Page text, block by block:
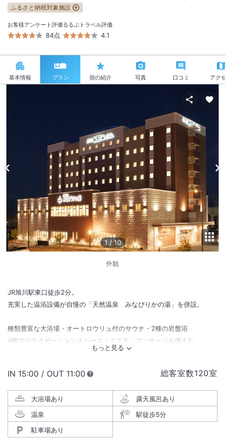
ふるさと納税対象施設
お客様アンケート評価
84点
るるぶトラベル評価
4.1
基本情報 プラン 宿の紹介 写真 口コミ アク
1 /10
外観
JR旭川駅東口徒歩2分。
充実した温浴設備が自慢の「天然温泉 みなぴりかの湯」を併設。
種類豊富な大浴場・オートロウリュ付のサウナ・2種の岩盤浴
4種のリラクゼーションスペース・エステ・マッサージを備えた
エリア最大規模の癒しコンテンツ。
朝食では、ご当地メニューが楽しめる朝食ビュッフェもあり
ビジネスやレジャーなど、シーンを問わずリフレッシュできます。
総客室数120室
IN チェックイン
15:00 / OUT チェックアウト
11:00
大浴場あり
露天風呂あり
温泉
駅徒歩5分
駐車場あり